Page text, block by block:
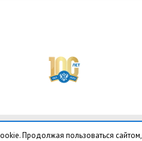
Продолжая пользоваться